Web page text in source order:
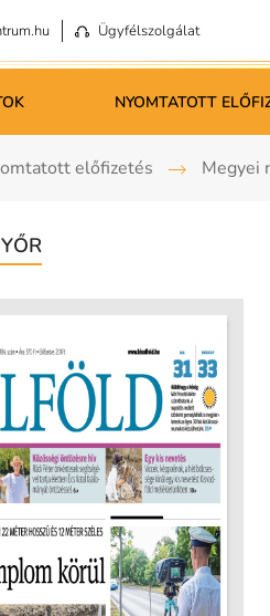
Ügyfélszolgálat
NYOMTATOTT
előfizetés Megyei